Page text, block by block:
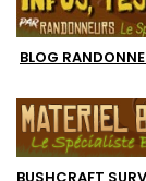
un petit et
BLOG